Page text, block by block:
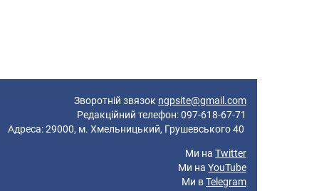
Зворотній звязок ngpsite@gmail.com
Редакційний телефон: 097-618-67-71
29000, м. Хмельницький, Грушевського 40
Ми на Twitter
Ми на YouTube
Ми вTelegram